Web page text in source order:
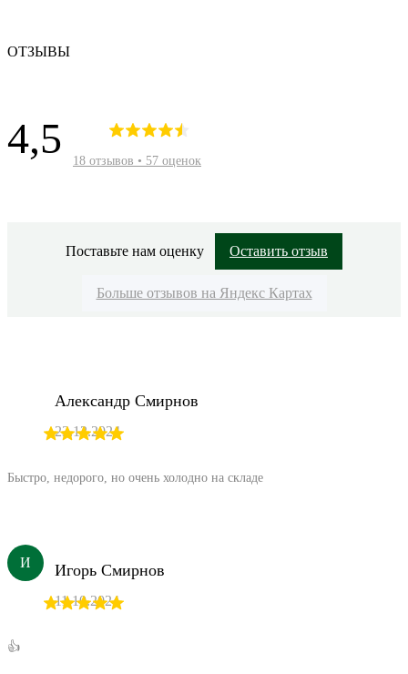
ОТЗЫВЫ
4,5 18 отзывов • 57 оценок
Поставьте нам оценку Оставить отзыв
Больше отзывов на Яндекс Картах
Александр Смирнов
23.12.2024
Быстро, недорого, но очень холодно на складе
И Игорь Смирнов
11.10.2024
👍